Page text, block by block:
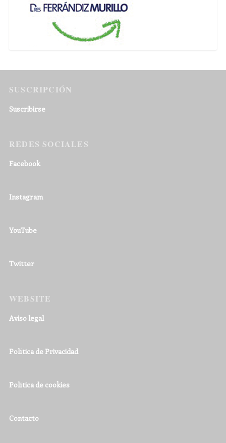
SUSCRIPCIÓN
Suscribirse
REDES SOCIALES
Facebook
Instagram
YouTube
Twitter
WEBSITE
Aviso legal
Política de Privacidad
Política de cookies
Contacto